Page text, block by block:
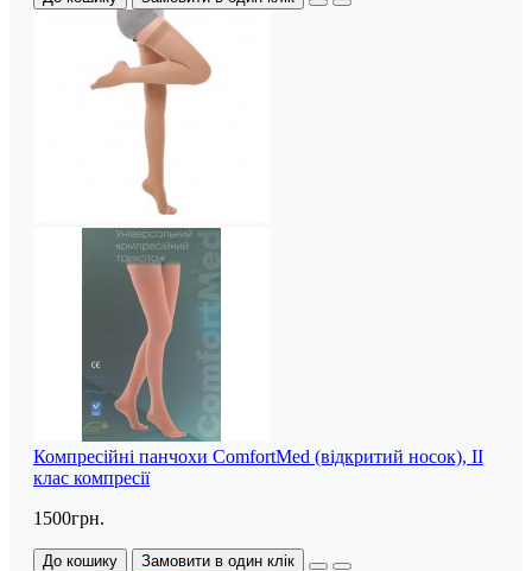
Компресійні панчохи ComfortMed (відкритий носок), II
клас компресії
1500грн.
До кошику Замовити в один клік